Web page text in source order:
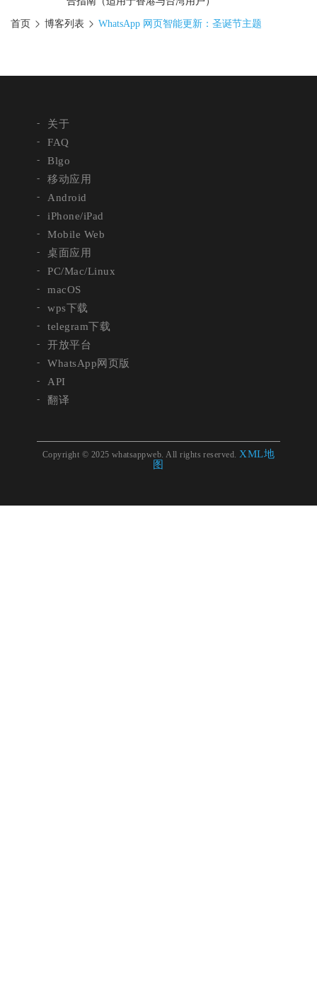
首页 博客列表 WhatsApp 网页智能更新：圣诞节主题
关于
FAQ
Blgo
移动应用
Android
iPhone/iPad
Mobile Web
桌面应用
PC/Mac/Linux
macOS
wps下载
telegram下载
开放平台
WhatsApp网页版
API
翻译
Copyright © 2025 whatsappweb. All rights reserved.XML地
图